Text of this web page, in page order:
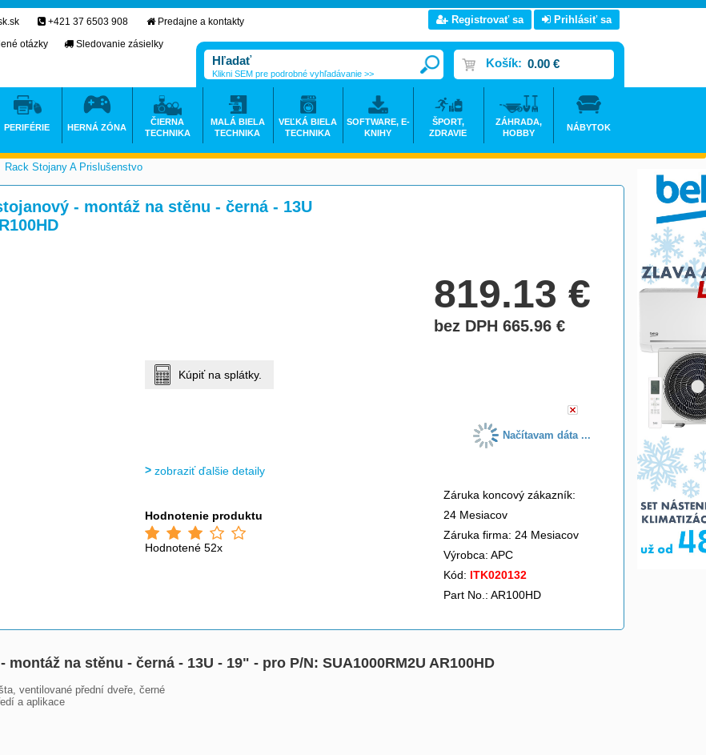
Rack Stojany A Prislušenstvo
- montáž na stěnu - černá - 13U
819.13€
bez DPH 665.96€
Kúpiť na splátky.
Načítavam dáta ...
zobraziť ďalšie detaily
Hodnotenie produktu
Hodnotené 52x
Záruka koncový zákazník:
24 Mesiacov
Záruka firma: 24 Mesiacov
Výrobca: APC
Kód: ITK020132
Part No.: AR100HD
na stěnu - černá - 13U - 19" - pro P/N: SUA1000RM2U AR100HD
ventilované přední dveře, černé
a aplikace
+421 37 6503 908
Predajne a kontakty
otázky
Sledovanie zásielky
Registrovať sa Prihlásiť sa
Košík: 0.00 €
Klikni SEM pre podrobné vyhľadávanie >>
PERIFÉRIE HERNÁ ZÓNA
ČIERNA
TECHNIKA
MALÁ BIELA
TECHNIKA
VEĽKÁ BIELA
TECHNIKA
SOFTWARE, E-
KNIHY
ŠPORT,
ZDRAVIE
ZÁHRADA,
HOBBY
NÁBYTOK